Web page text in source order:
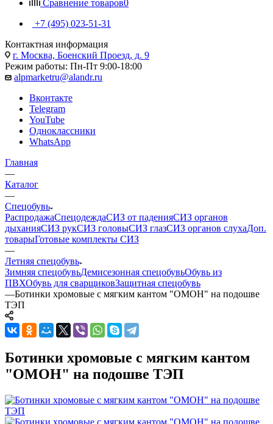
Сравнение товаров0
+7 (495) 023-51-31
Контактная информация
г. Москва, Боенский Проезд, д. 9
Режим работы: Пн-Пт 9:00-18:00
alpmarketru@alandr.ru
Вконтакте
Telegram
YouTube
Одноклассники
WhatsApp
Главная
—
Каталог
—
Спецобувь
РаспродажаСпецодеждаСИЗ от паденияСИЗ органов
дыханияСИЗ рукСИЗ головыСИЗ глазСИЗ органов слухаДоп.
товарыГотовые комплекты СИЗ
—
Летняя спецобувь
Зимняя спецобувьДемисезонная спецобувьОбувь из
ПВХОбувь для сварщиковЗащитная спецобувь
—Ботинки хромовые с мягким кантом "ОМОН" на подошве
ТЭП
Ботинки хромовые с мягким кантом
"ОМОН" на подошве ТЭП